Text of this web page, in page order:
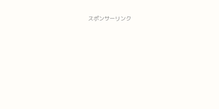
スポンサーリンク